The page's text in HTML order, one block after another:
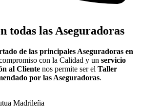
todas las Aseguradoras
de las principales Aseguradoras en
con la Calidad y un servicio
al Cliente nos permite ser el Taller
por las Aseguradoras.